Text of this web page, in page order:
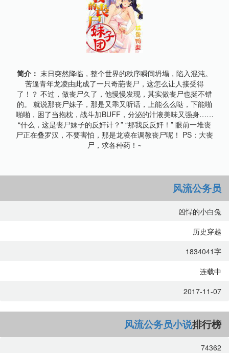
简介： 末日突然降临，整个世界的秩序瞬间坍塌，陷入混沌。
苦逼青年龙凌由此成了一只奇葩丧尸，这怎么让人接受得
了！？ 不过，做丧尸久了，他慢慢发现，其实做丧尸也挺不错
的。 就说那丧尸妹子，那是又乖又听话，上能么么哒，下能啪
啪啪，困了当抱枕，战斗加BUFF，分泌的汁液美味又强身……
“什么，这是丧尸妹子的反奸计？” “那我反反奸！” 眼前一堆丧
尸正在叠罗汉，不要害怕，那是龙凌在调教丧尸呢！ PS：大丧
尸，求各种药！~
风流公务员
凶悍的小白兔
历史穿越
1834041字
连载中
2017-11-07
风流公务员小说排行榜
74362